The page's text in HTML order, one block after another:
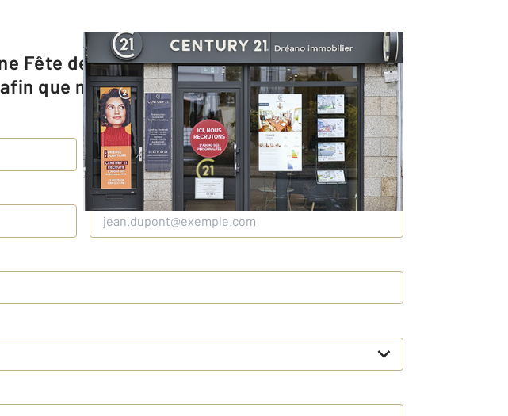
que nous puissions vous recontacter.
Prénom
Votre adresse e-mail*